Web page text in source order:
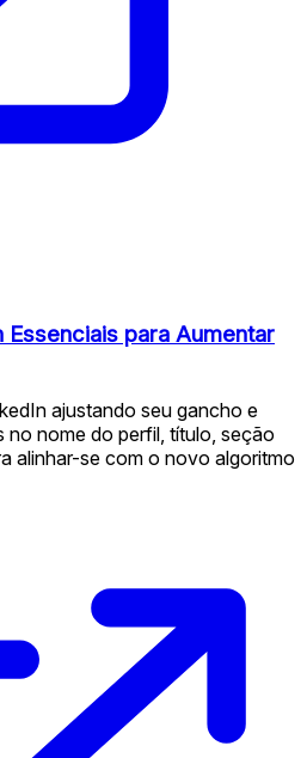
para Aumentar
ajustando seu gancho e
nome do perfil, título, seção
alinhar-se com o novo algoritmo